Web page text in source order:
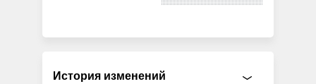
История изменений